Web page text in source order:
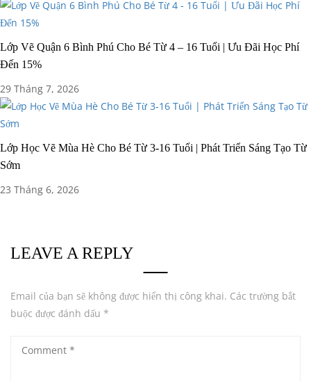
Lớp Vẽ Quận 6 Bình Phú Cho Bé Từ 4 – 16 Tuổi | Ưu Đãi Học Phí
Đến 15%
29 Tháng 7, 2026
Lớp Học Vẽ Mùa Hè Cho Bé Từ 3-16 Tuổi | Phát Triển Sáng Tạo Từ
Sớm
23 Tháng 6, 2026
LEAVE A REPLY
Email của bạn sẽ không được hiển thị công khai. Các trường bắt
buộc được đánh dấu *